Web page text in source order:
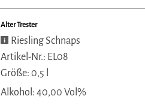
Alter Trester
Riesling Schnaps
Artikel-Nr.: EL08
Größe: 0,5 l
Alkohol: 40,00 Vol%